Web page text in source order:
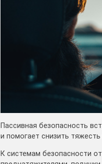
Пассивная безопасность
и помогает снизить
К системам безопасности